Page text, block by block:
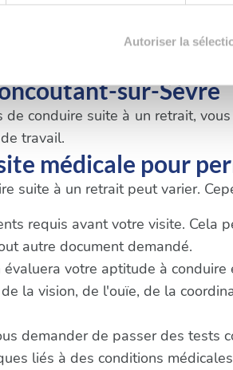
de personnaliser le contenu et les
Nous partageons également des
de publicité et d'analyse, qui
ont collectées lors de votre
Autoriser la
fois que vous aurez réussi
de respecter les délais
sur-Sèvre
conduire suite à un retrait,
travail.
médicale pour
suite à un retrait peut varier.
requis avant votre visite. Cela
autre document demandé.
votre aptitude à
la vision, de l'ouïe, de la
demander de passer des
liés à des conditions